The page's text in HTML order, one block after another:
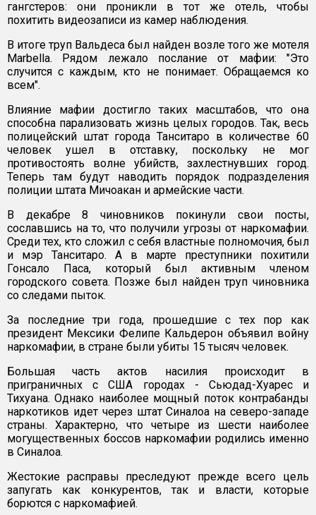
гангстеров: они проникли в тот же отель, чтобы
похитить видеозаписи из камер наблюдения.
В итоге труп Вальдеса был найден возле того же мотеля
Marbella. Рядом лежало послание от мафии: "Это
случится с каждым, кто не понимает. Обращаемся ко
всем".
Влияние мафии достигло таких масштабов, что она
способна парализовать жизнь целых городов. Так, весь
полицейский штат города Танситаро в количестве 60
человек ушел в отставку, поскольку не мог
противостоять волне убийств, захлестнувших город.
Теперь там будут наводить порядок подразделения
полиции штата Мичоакан и армейские части.
В декабре 8 чиновников покинули свои посты,
сославшись на то, что получили угрозы от наркомафии.
Среди тех, кто сложил с себя властные полномочия, был
и мэр Танситаро. А в марте преступники похитили
Гонсало Паса, который был активным членом
городского совета. Позже был найден труп чиновника
со следами пыток.
За последние три года, прошедшие с тех пор как
президент Мексики Фелипе Кальдерон объявил войну
наркомафии, в стране были убиты 15 тысяч человек.
Большая часть актов насилия происходит в
приграничных с США городах - Сьюдад-Хуарес и
Тихуана. Однако наиболее мощный поток контрабанды
наркотиков идет через штат Синалоа на северо-западе
страны. Характерно, что четыре из шести наиболее
могущественных боссов наркомафии родились именно
в Синалоа.
Жестокие расправы преследуют прежде всего цель
запугать как конкурентов, так и власти, которые
борются с наркомафией.